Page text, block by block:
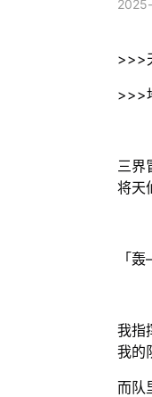
>>>
>>>
三界
将天
「
我指
我的
而队